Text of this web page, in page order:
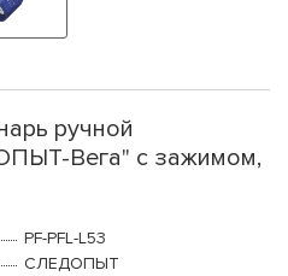
ручной
Вега" с зажимом,
PF-PFL-L53
СЛЕДОПЫТ